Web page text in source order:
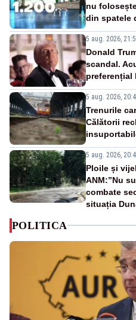
nu
din spatele
5 aug. 2026,
Donald
scandal.
preferențial
5 aug. 2026,
Trenurile
Călătorii
5 aug. 2026,
Ploile și
ANM:”Nu
combate
situația
POLITICA